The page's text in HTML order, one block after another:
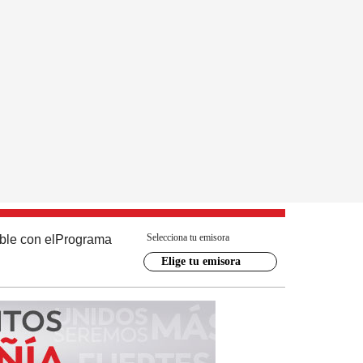
con el Programa Selecciona tu emisora
Elige tu emisora